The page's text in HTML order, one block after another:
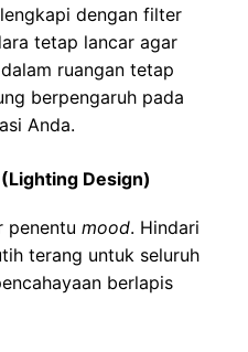
dengan filter
tetap lancar agar
ruangan tetap
berpengaruh pada
Anda.
Design)
penentu mood. Hindari
terang untuk seluruh
berlapis